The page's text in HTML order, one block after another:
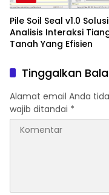
Pile Soil Seal v1.0 Solusi
Analisis Interaksi
Tanah Yang Efisien
Tinggalkan
Alamat email Anda
wajib ditandai *